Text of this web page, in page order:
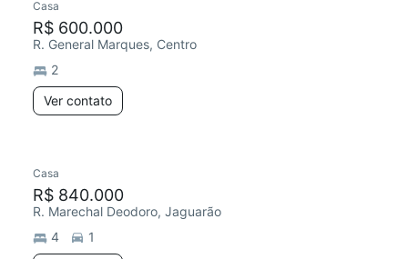
Casa
R$ 600.000
R. General Marques, Centro
2
Ver contato
Casa
R$ 840.000
R. Marechal Deodoro, Jaguarão
4
1